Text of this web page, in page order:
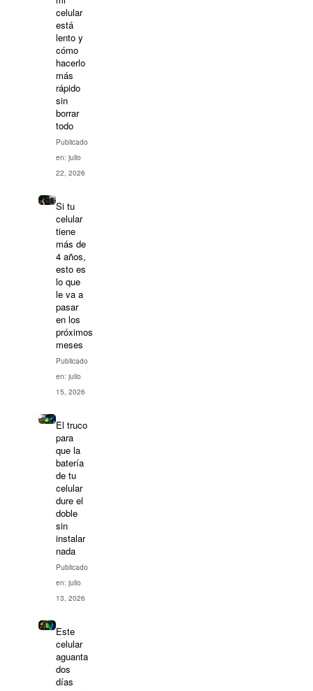
celular
está
lento y
cómo
hacerlo
más
rápido
sin
borrar
todo
Publicado
en: julio
22, 2026
Si tu
celular
tiene
más de
4 años,
esto es
lo que
le va a
pasar
en los
próximos
meses
Publicado
en: julio
15, 2026
El truco
para
que la
batería
de tu
celular
dure el
doble
sin
instalar
nada
Publicado
en: julio
13, 2026
Este
celular
aguanta
dos
días